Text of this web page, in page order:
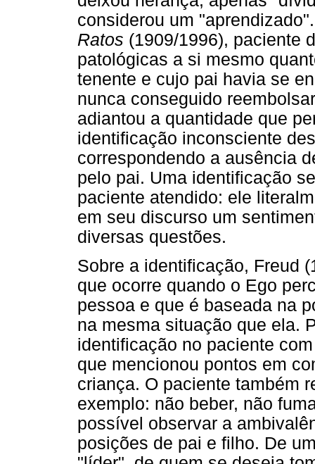
considerou um
Ratos (1909/1996), paciente
patológicas a si mesmo
tenente e cujo pai havia se
nunca conseguido
adiantou a quantidade que
identificação inconsciente
correspondendo a ausência
pelo pai. Uma identificação
paciente atendido: ele
em seu discurso um
diversas questões.
Sobre a identificação, Freud
que ocorre quando o Ego
pessoa e que é baseada na
na mesma situação que ela.
identificação no paciente
que mencionou pontos em
criança. O paciente também
exemplo: não beber, não
possível observar a
posições de pai e filho. De